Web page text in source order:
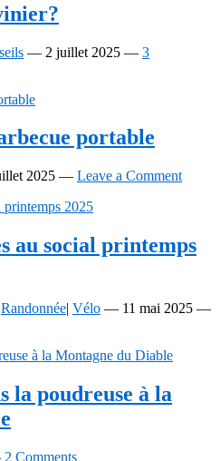
— 2 juillet 2025 — 3
portable
2025 — Leave a Comment
au social printemps
Randonnée| Vélo — 11 mai 2025 —
la poudreuse à la
2 Comments